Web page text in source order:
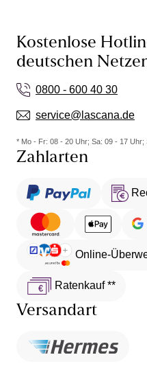
Kostenlose
deutschen
0800 - 600 40 30
service@lascana.de
* Mo - Fr: 08 - 20 Uhr; Sa: 09 - 17 Uhr;
Zahlarten
Online-
Ratenkauf **
Versandart